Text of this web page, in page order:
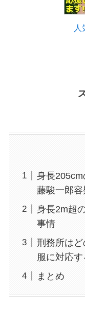
人
身長
藤駿一郎
身長2m超
事情
刑務所は
服に対応
まとめ